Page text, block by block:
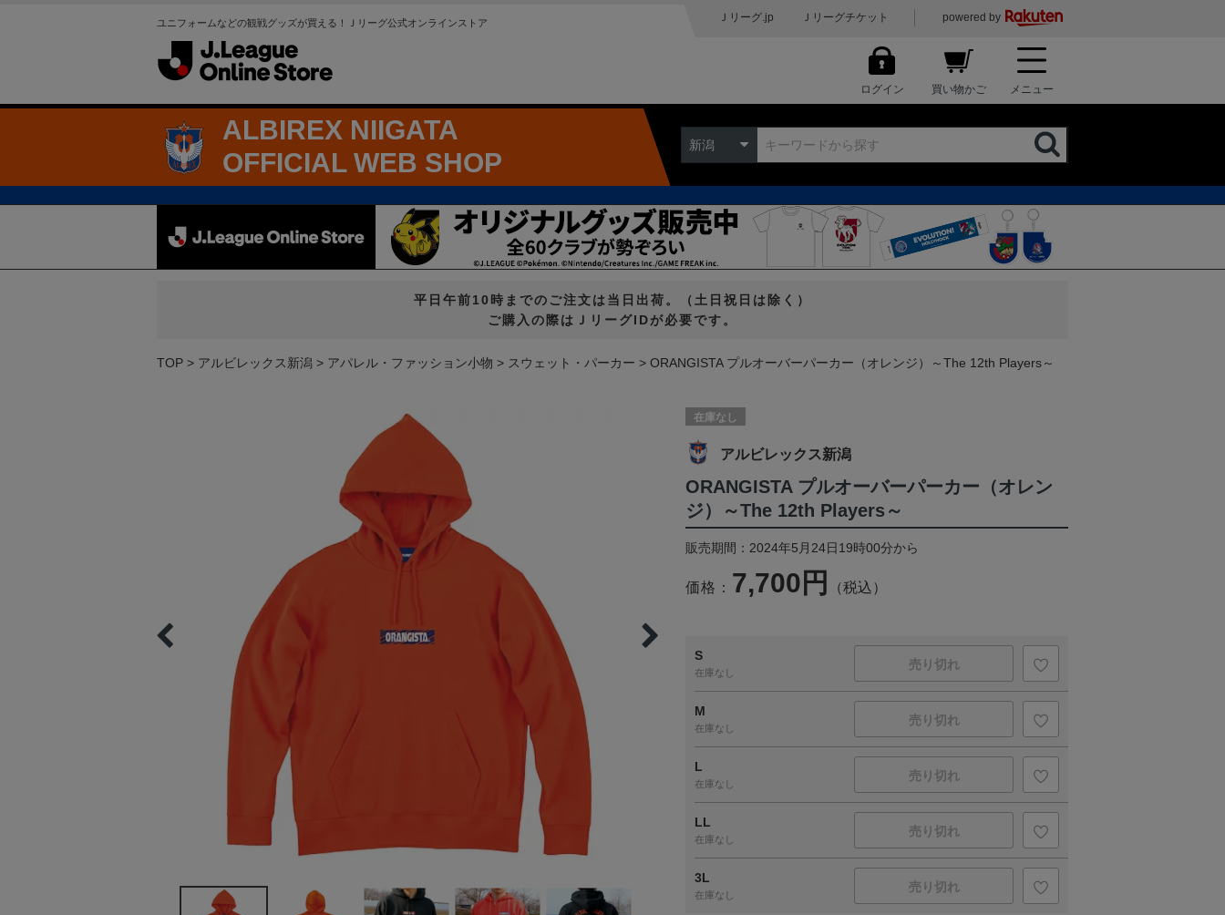
ユニフォームなどの観戦グッズが買える！Ｊリーグ公式オンラインストア Ｊリーグ.jp Ｊリーグチケット powered by
ログイン 買い物かご メニュー
ALBIREX NIIGATA
OFFICIAL WEB SHOP
新潟
平日午前10時までのご注文は当日出荷。（土日祝日は除く）
ご購入の際はＪリーグIDが必要です。
TOP アルビレックス新潟 アパレル・ファッション小物 スウェット・パーカー ORANGISTA プルオーバーパーカー（オレンジ）～The 12th Players～
在庫なし
アルビレックス新潟
ORANGISTA プルオーバーパーカー（オレン
ジ）～The 12th Players～
販売期間：2024年5月24日19時00分から
価格： 7,700円 （税込）
S
在庫なし
売り切れ
M
在庫なし
売り切れ
L
在庫なし
売り切れ
LL
在庫なし
売り切れ
3L
在庫なし
売り切れ